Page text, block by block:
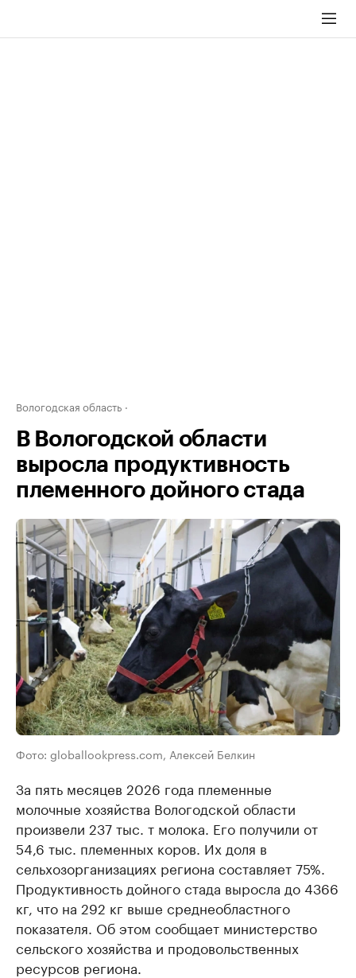
Вологодская область
В Вологодской области
выросла продуктивность
племенного дойного стада
Фото: globallookpress.com, Алексей Белкин
За пять месяцев 2026 года племенные
молочные хозяйства Вологодской области
произвели 237 тыс. т молока. Его получили от
54,6 тыс. племенных коров. Их доля в
сельхозорганизациях региона составляет 75%.
Продуктивность дойного стада выросла до 4366
кг, что на 292 кг выше среднеобластного
показателя. Об этом сообщает министерство
сельского хозяйства и продовольственных
ресурсов региона.